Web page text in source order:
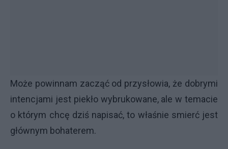
Może powinnam zacząć od przysłowia, że dobrymi
intencjami jest piekło wybrukowane, ale w temacie
o którym chcę dziś napisać, to właśnie smierć jest
głównym bohaterem.